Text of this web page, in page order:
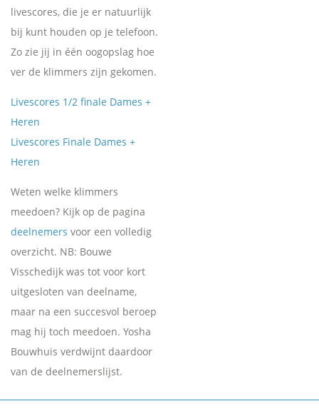
livescores, die je er natuurlijk
bij kunt houden op je telefoon.
Zo zie jij in één oogopslag hoe
ver de klimmers zijn gekomen.
Livescores 1/2 finale Dames +
Heren
Livescores Finale Dames +
Heren
Weten welke klimmers
meedoen? Kijk op de pagina
deelnemers voor een volledig
overzicht. NB: Bouwe
Visschedijk was tot voor kort
uitgesloten van deelname,
maar na een succesvol beroep
mag hij toch meedoen. Yosha
Bouwhuis verdwijnt daardoor
van de deelnemerslijst.